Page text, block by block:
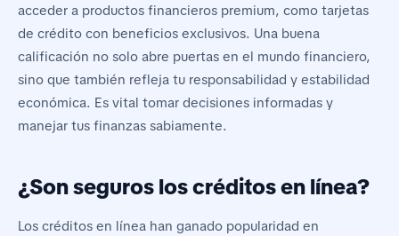
acceder a productos financieros premium, como tarjetas
de crédito con beneficios exclusivos. Una buena
calificación no solo abre puertas en el mundo financiero,
sino que también refleja tu responsabilidad y estabilidad
económica. Es vital tomar decisiones informadas y
manejar tus finanzas sabiamente.
¿Son seguros los créditos en línea?
Los créditos en línea han ganado popularidad en